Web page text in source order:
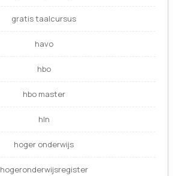
gratis taalcursus
havo
hbo
hbo master
hln
hoger onderwijs
hogeronderwijsregister